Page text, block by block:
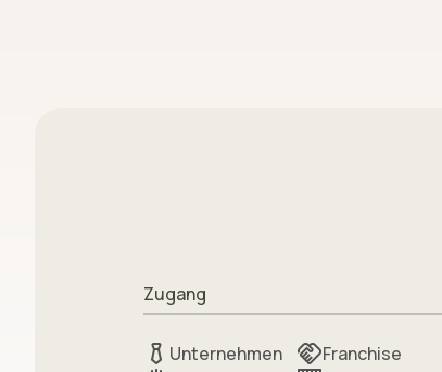
Zugang
Unternehmen
Franchise